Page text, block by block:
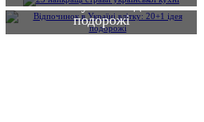
влітку: 20+1 ідея
подорожі